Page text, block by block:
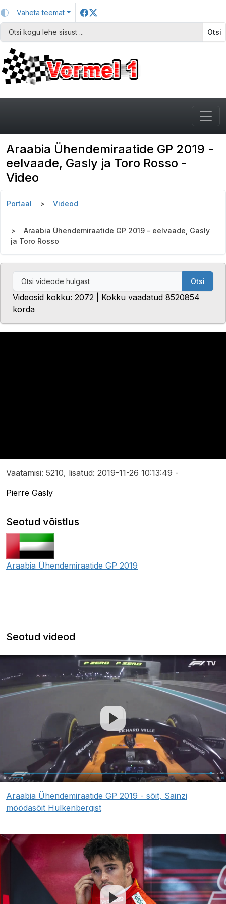
Vaheta teemat
Otsi
Araabia Ühendemiraatide GP 2019 -
eelvaade, Gasly ja Toro Rosso -
Video
Portaal Videod
Araabia Ühendemiraatide GP 2019 - eelvaade, Gasly
ja Toro Rosso
Otsi
Videosid kokku: 2072 | Kokku vaadatud 8520854
korda
Vaatamisi: 5210, lisatud: 2019-11-26 10:13:49 -
Pierre Gasly
Seotud võistlus
Araabia Ühendemiraatide GP 2019
Seotud videod
Araabia Ühendemiraatide GP 2019 - sõit, Sainzi
möödasõit Hulkenbergist